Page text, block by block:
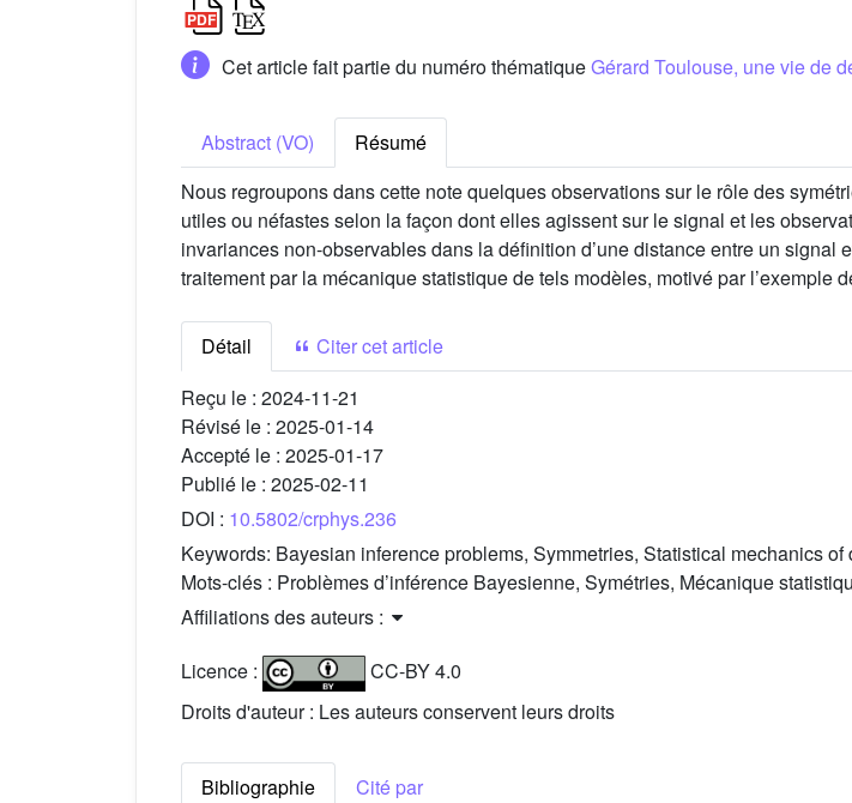
Cet article fait partie du numéro thématiqueGérard Toulouse, une vie de
Abstract (VO)
Résumé
Nous regroupons dans cette note quelques observations sur le rôle des
utiles ou néfastes selon la façon dont elles agissent sur le signal et les
invariances non-observables dans la définition d’une distance entre un
traitement par la mécanique statistique de tels modèles, motivé par l’exemple
Détail
Citer cet article
Reçu le : 2024-11-21
Révisé le : 2025-01-14
Accepté le : 2025-01-17
Publié le : 2025-02-11
DOI : 10.5802/crphys.236
Keywords: Bayesian inference problems, Symmetries, Statistical mechanics of
Mots-clés : Problèmes d’inférence Bayesienne, Symétries, Mécanique
Affiliations des auteurs :
Licence :
CC-BY 4.0
Droits d'auteur : Les auteurs conservent leurs droits
Bibliographie
Cité par